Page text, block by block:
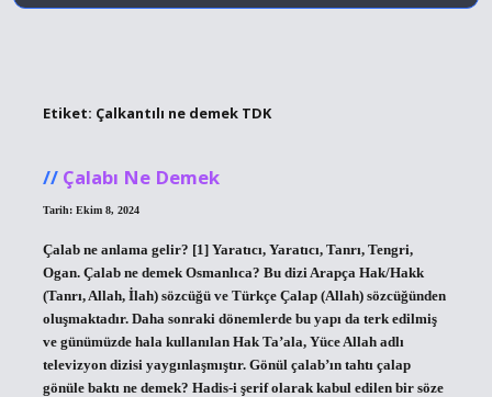
Etiket: Çalkantılı ne demek TDK
Çalabı Ne Demek
Tarih: Ekim 8, 2024
Çalab ne anlama gelir? [1] Yaratıcı, Yaratıcı, Tanrı, Tengri,
Ogan. Çalab ne demek Osmanlıca? Bu dizi Arapça Hak/Hakk
(Tanrı, Allah, İlah) sözcüğü ve Türkçe Çalap (Allah) sözcüğünden
oluşmaktadır. Daha sonraki dönemlerde bu yapı da terk edilmiş
ve günümüzde hala kullanılan Hak Ta’ala, Yüce Allah adlı
televizyon dizisi yaygınlaşmıştır. Gönül çalab’ın tahtı çalap
gönüle baktı ne demek? Hadis-i şerif olarak kabul edilen bir söze